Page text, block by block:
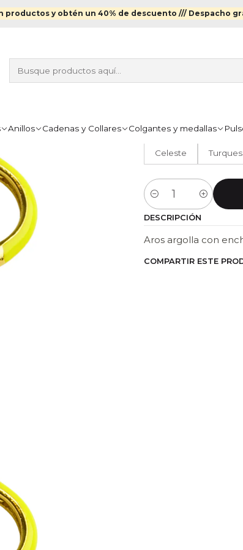
Anillos Cadenas y Collares Colgantes y medallas
productos y obtén un 40% de descuento /// Despacho
Aros Enchapados en Oro Aro argolla pequeña
ARO
EN ORO
Negro Naranjo
Celeste
Cantidad
DESCRIPCIÓN
Aros argolla con
COMPARTIR ESTE